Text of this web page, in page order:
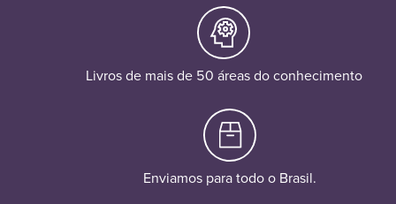
Livros de mais de 50 áreas do conhecimento
Enviamos para todo o Brasil.